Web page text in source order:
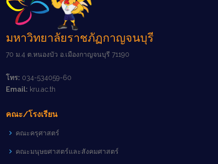
มหาวิทยาลัยราชภัฏกาญจนบุรี
70 ม.4 ต.หนองบัว อ.เมืองกาญจนบุรี 71190
โทร: 034-534059-60
Email: kru.ac.th
คณะ/โรงเรียน
คณะครุศาสตร์
คณะมนุษยศาสตร์และสังคมศาสตร์